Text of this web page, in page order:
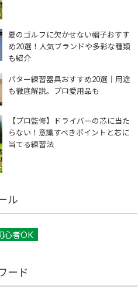
夏のゴルフに欠かせない帽子おすす
め20選！人気ブランドや多彩な種類
も紹介
パター練習器具おすすめ20選｜用途
も徹底解説。プロ愛用品も
【プロ監修】ドライバーの芯に当た
らない！意識すべきポイントと芯に
当てる練習法
ル
心者OK
ード